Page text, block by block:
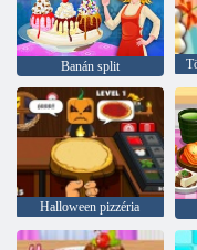
Banán split
Halloween pizzéria